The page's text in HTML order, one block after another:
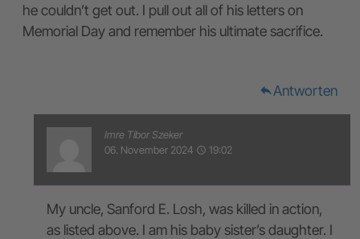
he couldn’t get out. I pull out all of his letters on
Memorial Day and remember his ultimate sacrifice.
replyAntworten
Imre Tibor Szeker
06. November 2024 access_time 19:02
My uncle, Sanford E. Losh, was killed in action,
as listed above. I am his baby sister’s daughter. I